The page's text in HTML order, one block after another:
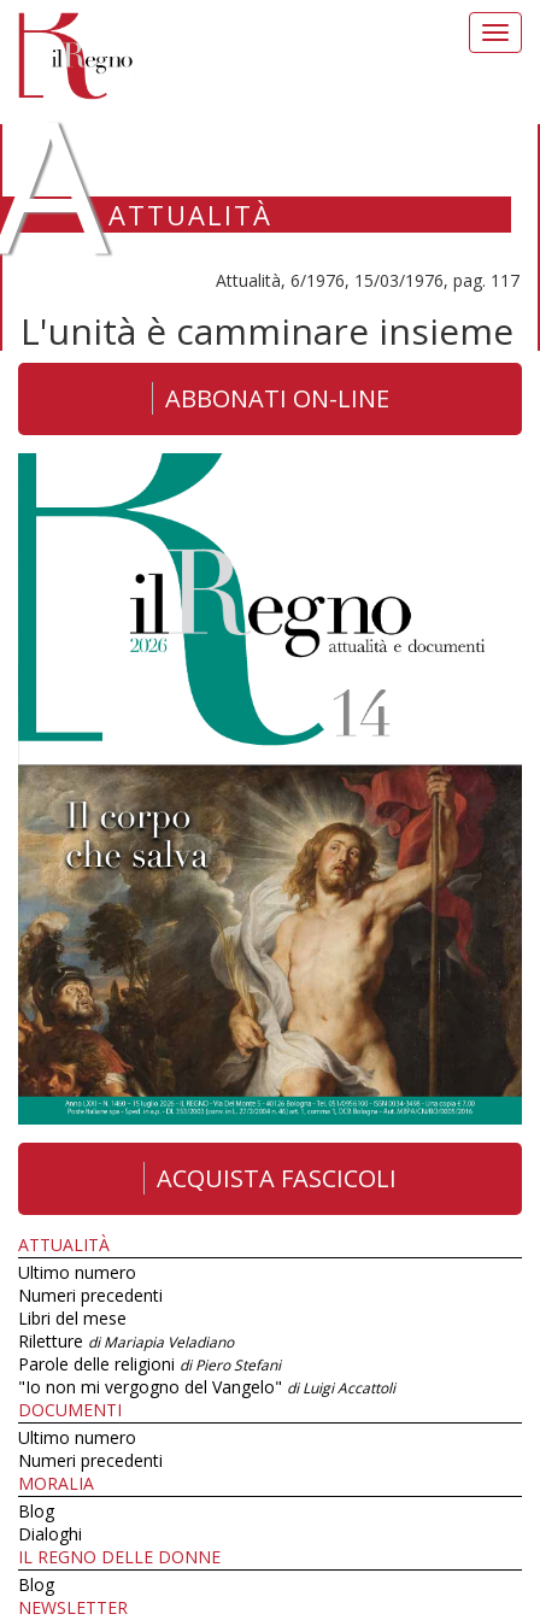
ATTUALITÀ
Attualità, 6/1976, 15/03/1976, pag. 117
L'unità è camminare insieme
ABBONATI ON-LINE
ACQUISTA FASCICOLI
ATTUALITÀ
Ultimo numero
Numeri precedenti
Libri del mese
Riletture di Mariapia Veladiano
Parole delle religioni di Piero Stefani
"Io non mi vergogno del Vangelo" di Luigi Accattoli
DOCUMENTI
Ultimo numero
Numeri precedenti
MORALIA
Blog
Dialoghi
IL REGNO DELLE DONNE
Blog
NEWSLETTER